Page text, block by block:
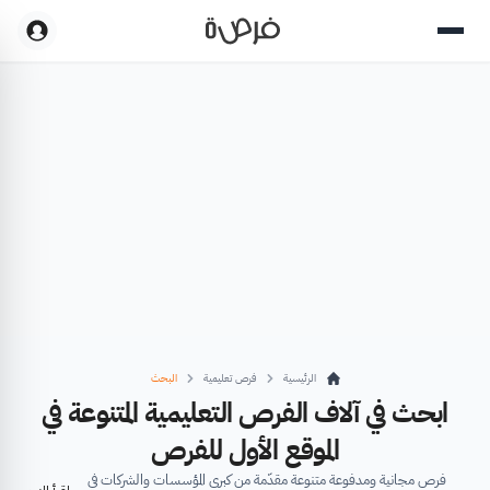
الرئيسية فرص تعليمية البحث
ابحث في آلاف الفرص التعليمية المتنوعة في
الموقع الأول للفرص
فرص مجانية ومدفوعة متنوعة مقدّمة من كبرى المؤسسات والشركات في